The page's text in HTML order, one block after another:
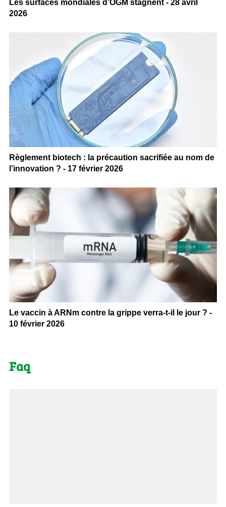
Les surfaces mondiales d’OGM stagnent - 28 avril
2026
Règlement biotech : la précaution sacrifiée au nom de
l’innovation ? - 17 février 2026
Le vaccin à ARNm contre la grippe verra-t-il le jour ? -
10 février 2026
Faq